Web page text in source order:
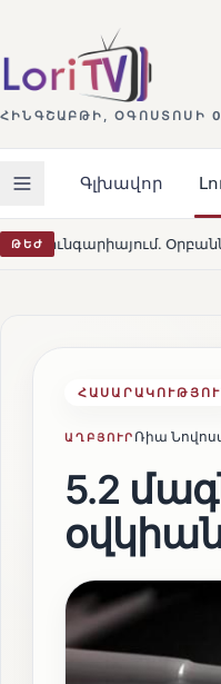
ՀԻՆԳՇԱԲԹԻ, ՕԳՈՍՏՈՍԻ
Գլխավոր
ԹԵԺընդունեց պարտությունը
ԱՂԲՅՈՒՐ Ռիա
5.2